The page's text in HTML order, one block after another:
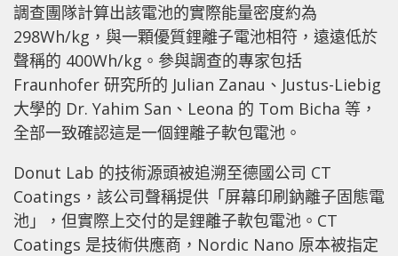
調查團隊計算出該電池的實際能量密度約為
298Wh/kg，與一顆優質鋰離子電池相符，遠遠低於
聲稱的 400Wh/kg。參與調查的專家包括
Fraunhofer 研究所的 Julian Zanau、Justus-Liebig
大學的 Dr. Yahim San、Leona 的 Tom Bicha 等，
全部一致確認這是一個鋰離子軟包電池。
Donut Lab 的技術源頭被追溯至德國公司 CT
Coatings，該公司聲稱提供「屏幕印刷鈉離子固態電
池」，但實際上交付的是鋰離子軟包電池。CT
Coatings 是技術供應商，Nordic Nano 原本被指定